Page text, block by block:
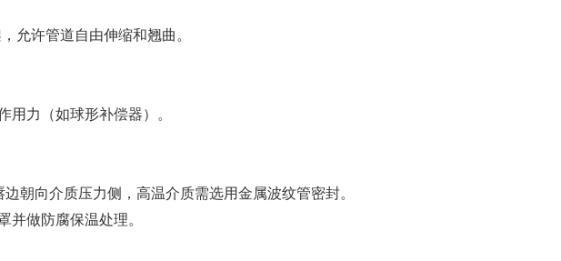
允许管道自由伸缩和翘曲‌。
用力（如球形补偿器）‌。
朝向介质压力侧，高温介质需选用金属波纹管密封‌。
并做防腐保温处理‌。